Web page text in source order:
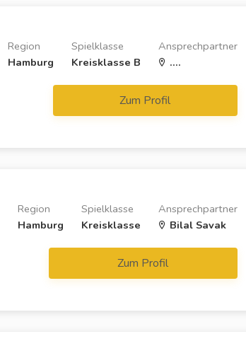
Ansprechpartner
....
Spielklasse
Kreisklasse B
Region
Hamburg
Zum Profil
Ansprechpartner
Bilal Savak
Spielklasse
Kreisklasse
Region
Hamburg
Zum Profil